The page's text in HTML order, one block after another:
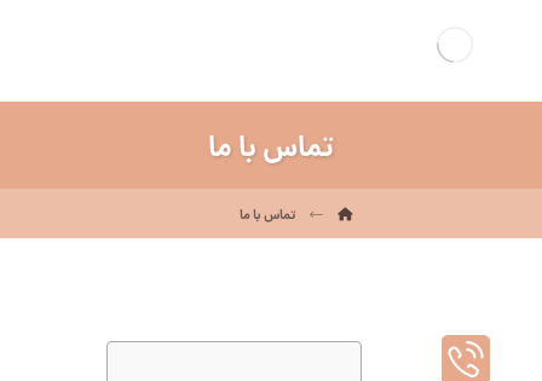
تماس با ما
تماس با ما